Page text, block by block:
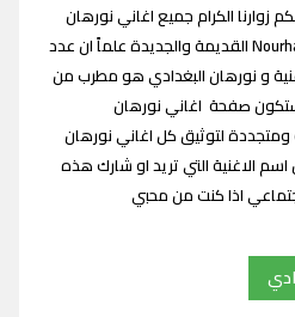
زوارنا الكرام جميع اغاني نورهان
البغدادي Nourhan Albaghdadi songs القديمة والجديدة علماً ان عدد
نورهان البغدادي هو 1 اغنية و نورهان البغدادي هو مطرب من
صفحة اغاني نورهان
لتوثيق كل اغاني نورهان
الاغنية التي تريد او شارك هذه
اذا كنت من محبي